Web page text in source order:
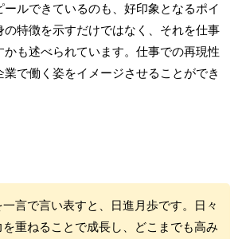
ルできているのも、好印象となるポイ
の特徴を示すだけではなく、それを仕事
かも述べられています。仕事での再現性
業で働く姿をイメージさせることができ
一言で言い表すと、日進月歩です。日々
を重ねることで成長し、どこまでも高み